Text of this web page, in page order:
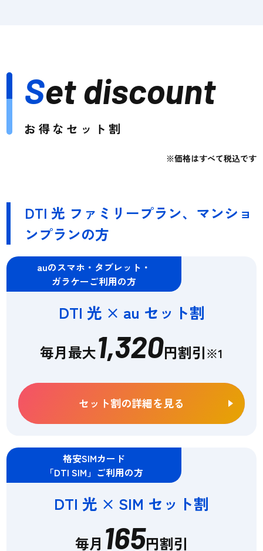
Set discount
お得なセット割
※価格はすべて税込です
DTI 光 ファミリープラン、マンショ
ンプランの方
auのスマホ・タブレット・
ガラケーご利用の方
DTI 光 × au セット割
毎月最大1,320円割引※1
セット割の詳細を見る
格安SIMカード
「DTI SIM」ご利用の方
DTI 光 × SIM セット割
毎月 165円割引